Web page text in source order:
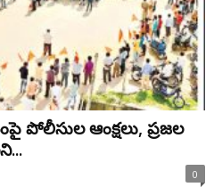
పోలీసుల ఆంక్షలు, ప్రజల
0